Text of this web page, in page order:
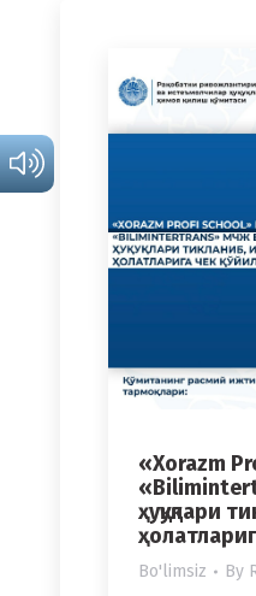
«Xorazm
ҳуқуқлари
Bo'limsiz By